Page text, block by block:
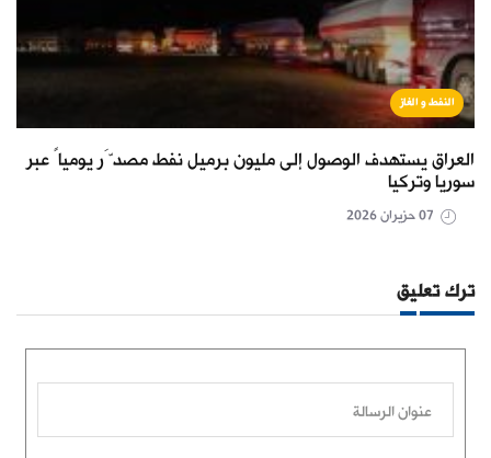
النفط و الغاز
العراق يستهدف الوصول إلى مليون برميل نفط مصدَّر يومياً عبر
سوريا وتركيا
ترك تعليق
عنوان الرسالة